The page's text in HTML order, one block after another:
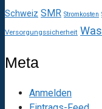
Schweiz SMR Stromkosten
Versorgungssicherheit
Meta
Anmelden